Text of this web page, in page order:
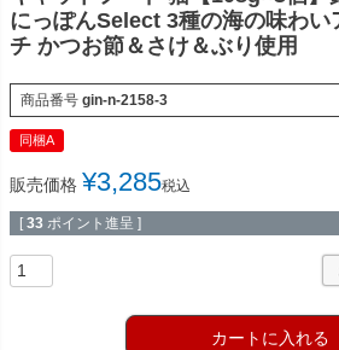
にっぽんSelect 3種の海の味わい
チ かつお節＆さけ＆ぶり使用
商品番号 gin-n-2158-3
同梱A
販売価格 ¥3,285税込
[ 33 ポイント進呈 ]
カートに入れる